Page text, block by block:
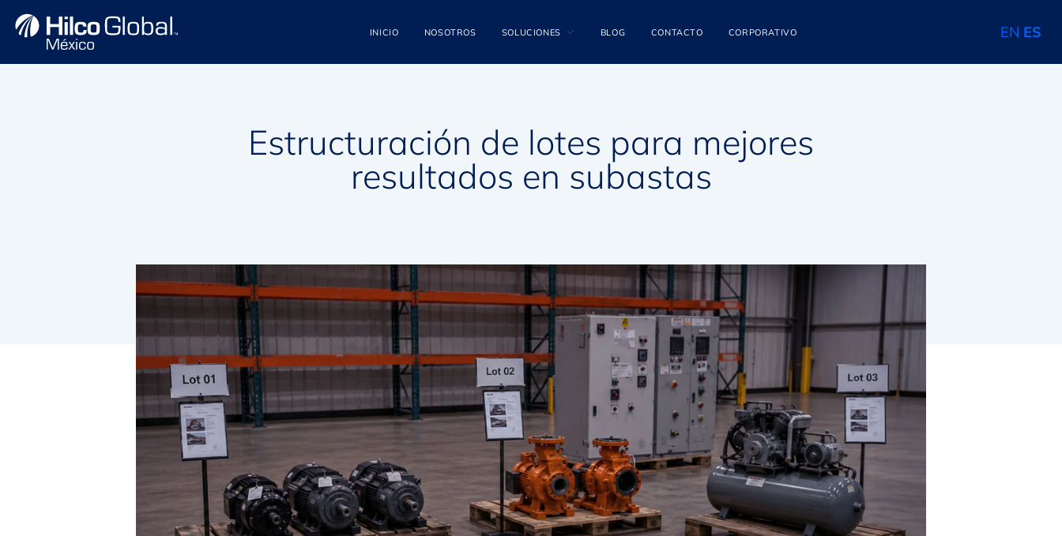
INICIO NOSOTROS SOLUCIONES BLOG CONTACTO CORPORATIVO EN ES
Estructuración de lotes para mejores
resultados en subastas